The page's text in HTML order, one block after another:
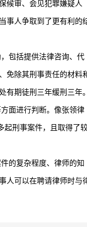
候审、会见犯罪嫌疑人
事人争取到了更有利的
包括提供法律咨询、代
免除其刑事责任的材料
期徒刑三年缓刑三年。
面进行判断。像张领律
起刑事案件，且取得了
的复杂程度、律师的知
人可以在聘请律师时与